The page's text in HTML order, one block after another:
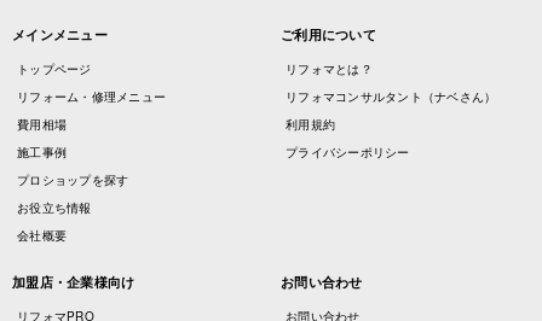
メインメニュー
トップページ
リフォーム・修理メニュー
費用相場
施工事例
プロショップを探す
お役立ち情報
会社概要
ご利用について
リフォマとは？
リフォマコンサルタント（ナベさん）
利用規約
プライバシーポリシー
加盟店・企業様向け
リフォマPRO
お問い合わせ
お問い合わせ